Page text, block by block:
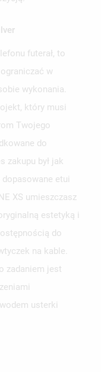
futerał, to
w
wykonania.
który musi
Twojego
do
zakupu był jak
etui
XS umieszczasz
estetyką i
do
na kable.
zadaniem jest
usterki
NOWĄ LISTĘ
PRODUKTY NA
ZALOGUJ SIĘ